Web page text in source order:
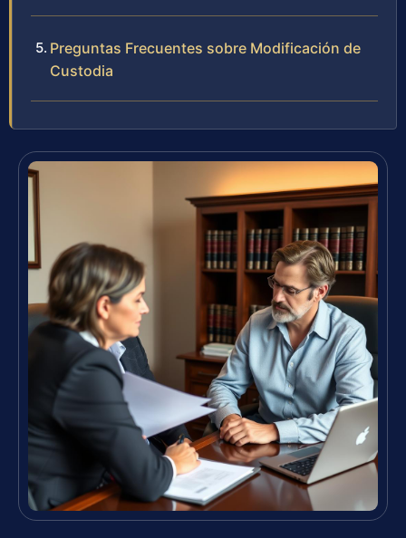
Preguntas Frecuentes sobre Modificación de
Custodia